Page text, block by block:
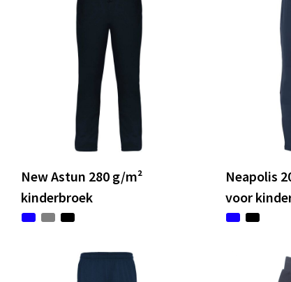
New Astun 280 g/m²
kinderbroek
Neapolis
voor